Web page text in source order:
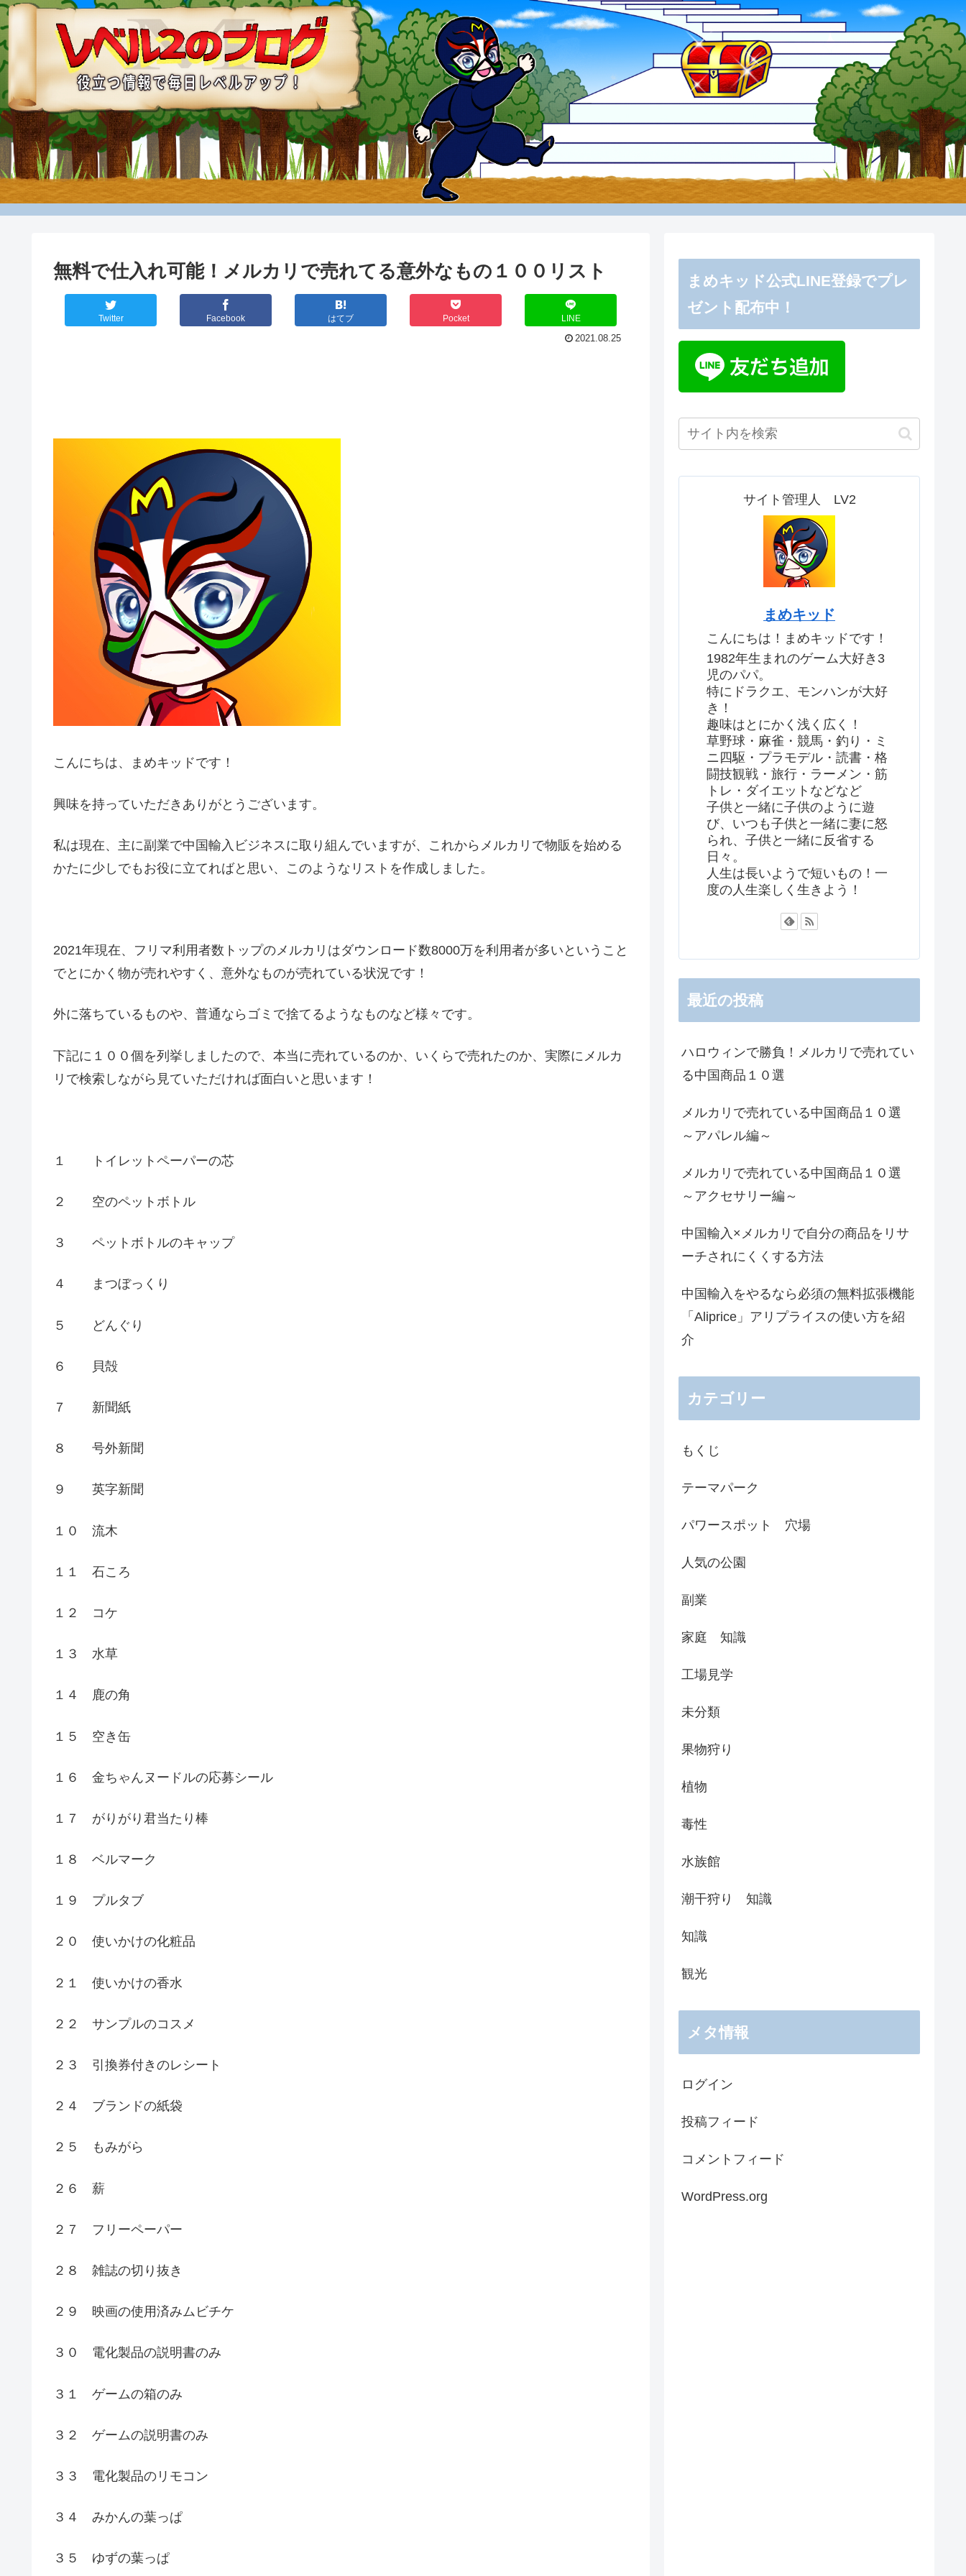
無料で仕入れ可能！メルカリで売れてる意外なもの１００リスト
Twitter Facebook はてブ Pocket LINE
2021.08.25
こんにちは、まめキッドです！
興味を持っていただきありがとうございます。
私は現在、主に副業で中国輸入ビジネスに取り組んでいますが、これからメルカリで物販を始める
かたに少しでもお役に立てればと思い、このようなリストを作成しました。
2021年現在、フリマ利用者数トップのメルカリはダウンロード数8000万を利用者が多いということ
でとにかく物が売れやすく、意外なものが売れている状況です！
外に落ちているものや、普通ならゴミで捨てるようなものなど様々です。
下記に１００個を列挙しましたので、本当に売れているのか、いくらで売れたのか、実際にメルカ
リで検索しながら見ていただければ面白いと思います！
１ トイレットペーパーの芯
２ 空のペットボトル
３ ペットボトルのキャップ
４ まつぼっくり
５ どんぐり
６ 貝殻
７ 新聞紙
８ 号外新聞
９ 英字新聞
１０ 流木
１１ 石ころ
１２ コケ
１３ 水草
１４ 鹿の角
１５ 空き缶
１６ 金ちゃんヌードルの応募シール
１７ がりがり君当たり棒
１８ ベルマーク
１９ プルタブ
２０ 使いかけの化粧品
２１ 使いかけの香水
２２ サンプルのコスメ
２３ 引換券付きのレシート
２４ ブランドの紙袋
２５ もみがら
２６ 薪
２７ フリーペーパー
２８ 雑誌の切り抜き
２９ 映画の使用済みムビチケ
３０ 電化製品の説明書のみ
３１ ゲームの箱のみ
３２ ゲームの説明書のみ
３３ 電化製品のリモコン
３４ みかんの葉っぱ
３５ ゆずの葉っぱ
まめキッド公式LINE登録でプレ
ゼント配布中！
サイト管理人 LV2
まめキッド
こんにちは！まめキッドです！
1982年生まれのゲーム大好き3
児のパパ。
特にドラクエ、モンハンが大好
き！
趣味はとにかく浅く広く！
草野球・麻雀・競馬・釣り・ミ
ニ四駆・プラモデル・読書・格
闘技観戦・旅行・ラーメン・筋
トレ・ダイエットなどなど
子供と一緒に子供のように遊
び、いつも子供と一緒に妻に怒
られ、子供と一緒に反省する
日々。
人生は長いようで短いもの！一
度の人生楽しく生きよう！
最近の投稿
ハロウィンで勝負！メルカリで売れてい
る中国商品１０選
メルカリで売れている中国商品１０選
～アパレル編～
メルカリで売れている中国商品１０選
～アクセサリー編～
中国輸入×メルカリで自分の商品をリサ
ーチされにくくする方法
中国輸入をやるなら必須の無料拡張機能
「Aliprice」アリプライスの使い方を紹
介
カテゴリー
もくじ
テーマパーク
パワースポット 穴場
人気の公園
副業
家庭 知識
工場見学
未分類
果物狩り
植物
毒性
水族館
潮干狩り 知識
知識
観光
メタ情報
ログイン
投稿フィード
コメントフィード
WordPress.org